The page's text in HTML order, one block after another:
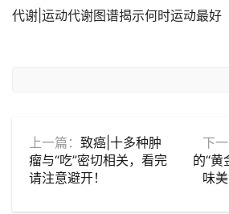
代谢|运动代谢图谱揭示何时运动最好
上一篇： 致癌|十多种肿
瘤与“吃”密切相关，看完
请注意避开！
下一
的“黄
味